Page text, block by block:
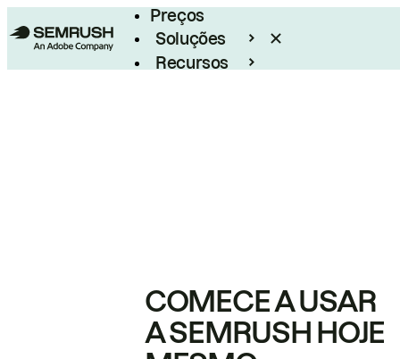
Preços
Soluções
Recursos
COMECE A USAR
A SEMRUSH HOJE